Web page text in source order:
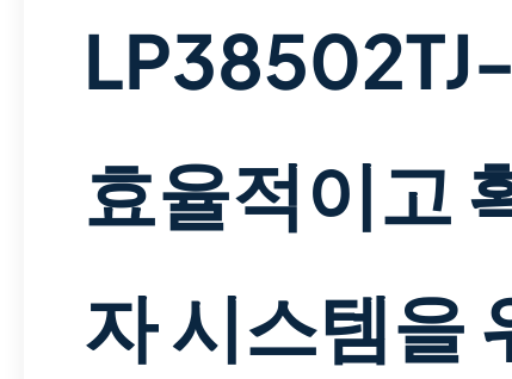
효율적이고
자 시스템을